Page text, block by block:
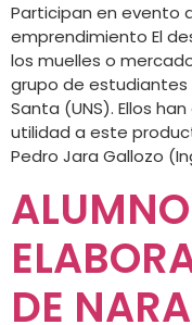
Participan en evento
emprendimiento El
los muelles o
grupo de estudiantes
Santa (UNS). Ellos
utilidad a este
Pedro Jara Gallozo
DE